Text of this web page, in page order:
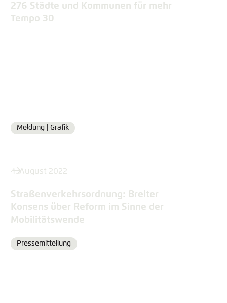
276 Städte und Kommunen für mehr
Tempo 30
Format
Meldung | Grafik
4. August 2022
Straßenverkehrsordnung: Breiter
Konsens über Reform im Sinne der
Mobilitätswende
Format
Pressemitteilung